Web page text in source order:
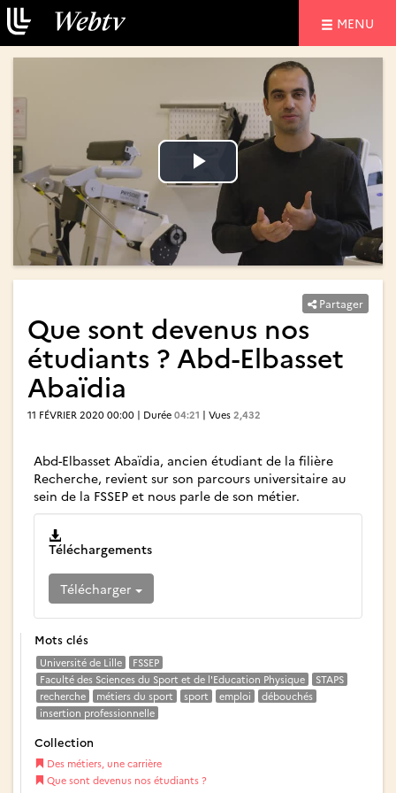
MENU
Lire
la
vidéo
Lire
la
vidéo
Partager
Que sont devenus nos
étudiants ? Abd-Elbasset
Abaïdia
11 FÉVRIER 2020 00:00 | Durée 04:21 | Vues 2,432
Abd-Elbasset Abaïdia, ancien étudiant de la filière
Recherche, revient sur son parcours universitaire au
sein de la FSSEP et nous parle de son métier.
Téléchargements
Télécharger
Mots clés
Université de Lille
FSSEP
Faculté des Sciences du Sport et de l'Education Physique
STAPS
recherche
métiers du sport sport emploi
débouchés
insertion professionnelle
Collection
Des métiers, une carrière
Que sont devenus nos étudiants ?